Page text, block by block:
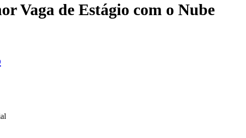
Vaga de Estágio com o Nube